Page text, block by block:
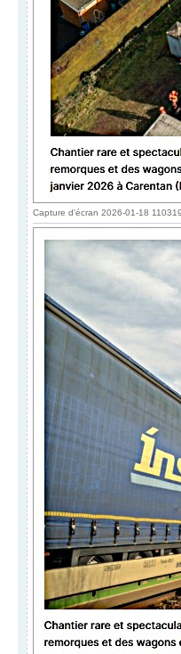
Capture d'écran 2026-01-18